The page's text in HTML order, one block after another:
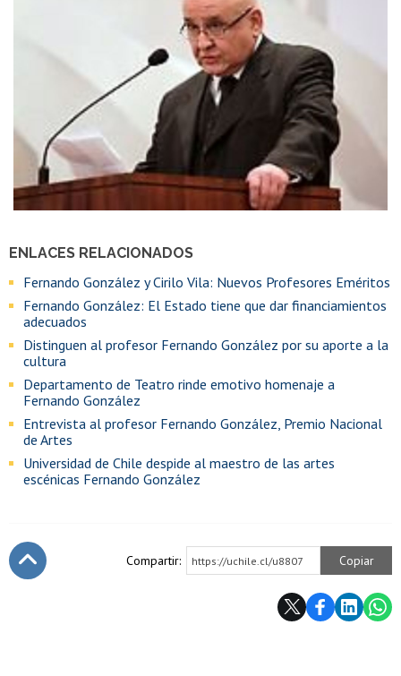
ENLACES RELACIONADOS
Fernando González y Cirilo Vila: Nuevos Profesores Eméritos
Fernando González: El Estado tiene que dar financiamientos
adecuados
Distinguen al profesor Fernando González por su aporte a la
cultura
Departamento de Teatro rinde emotivo homenaje a
Fernando González
Entrevista al profesor Fernando González, Premio Nacional
de Artes
Universidad de Chile despide al maestro de las artes
escénicas Fernando González
Compartir: https://uchile.cl/u8807 Copiar